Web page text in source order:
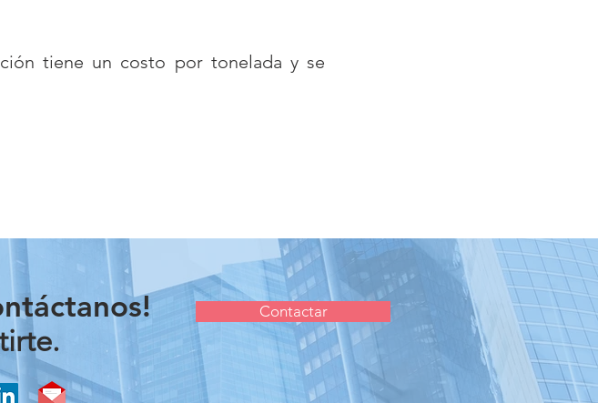
tiene un costo por tonelada y se
Contactar